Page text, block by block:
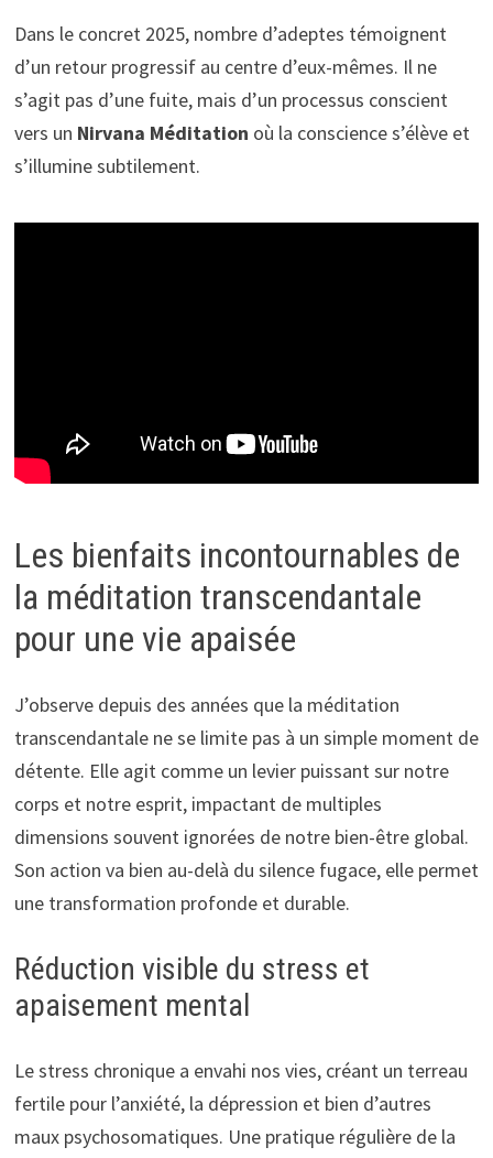
Dans le concret 2025, nombre d’adeptes témoignent
d’un retour progressif au centre d’eux-mêmes. Il ne
s’agit pas d’une fuite, mais d’un processus conscient
vers un Nirvana Méditation où la conscience s’élève et
s’illumine subtilement.
Les bienfaits incontournables de
la méditation transcendantale
pour une vie apaisée
J’observe depuis des années que la méditation
transcendantale ne se limite pas à un simple moment de
détente. Elle agit comme un levier puissant sur notre
corps et notre esprit, impactant de multiples
dimensions souvent ignorées de notre bien-être global.
Son action va bien au-delà du silence fugace, elle permet
une transformation profonde et durable.
Réduction visible du stress et
apaisement mental
Le stress chronique a envahi nos vies, créant un terreau
fertile pour l’anxiété, la dépression et bien d’autres
maux psychosomatiques. Une pratique régulière de la